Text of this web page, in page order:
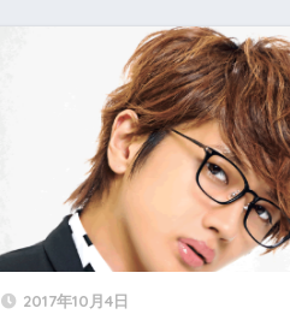
2017年10月4日